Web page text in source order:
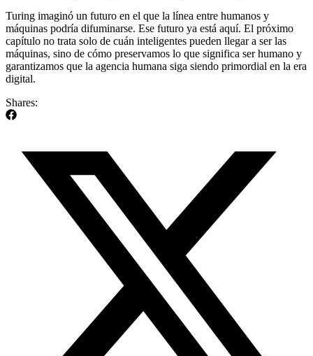
Turing imaginó un futuro en el que la línea entre humanos y
máquinas podría difuminarse. Ese futuro ya está aquí. El próximo
capítulo no trata solo de cuán inteligentes pueden llegar a ser las
máquinas, sino de cómo preservamos lo que significa ser humano y
garantizamos que la agencia humana siga siendo primordial en la era
digital.
Shares: